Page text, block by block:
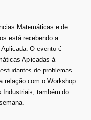
Matemáticas e de
está recebendo a
O evento é
Aplicadas à
de problemas
relação com o Workshop
Industriais, também do